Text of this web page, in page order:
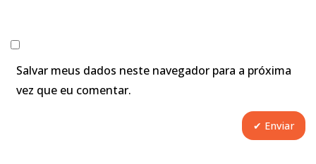
Salvar meus dados neste navegador para a próxima
vez que eu comentar.